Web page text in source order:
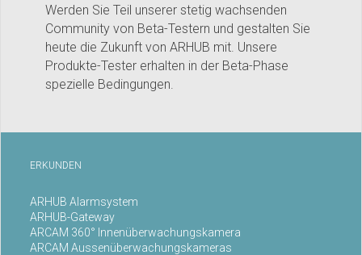
Werden Sie Teil unserer stetig wachsenden
Community von Beta-Testern und gestalten Sie
heute die Zukunft von ARHUB mit. Unsere
Produkte-Tester erhalten in der Beta-Phase
spezielle Bedingungen.
ERKUNDEN
ARHUB Alarmsystem
ARHUB-Gateway
ARCAM 360° Innenüberwachungskamera
ARCAM Aussenüberwachungskameras